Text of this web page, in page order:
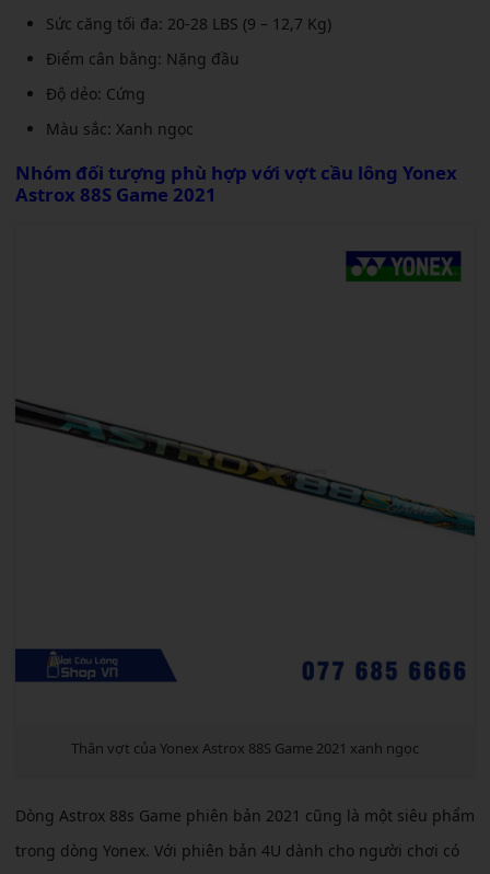
Sức căng tối đa: 20-28 LBS (9 – 12,7 Kg)
Điểm cân bằng: Nặng đầu
Độ dẻo: Cứng
Màu sắc: Xanh ngọc
Nhóm đối tượng phù hợp với vợt cầu lông Yonex
Astrox 88S Game 2021
Thân vợt của Yonex Astrox 88S Game 2021 xanh ngọc
Dòng Astrox 88s Game phiên bản 2021 cũng là một siêu phẩm
trong dòng Yonex. Với phiên bản 4U dành cho người chơi có